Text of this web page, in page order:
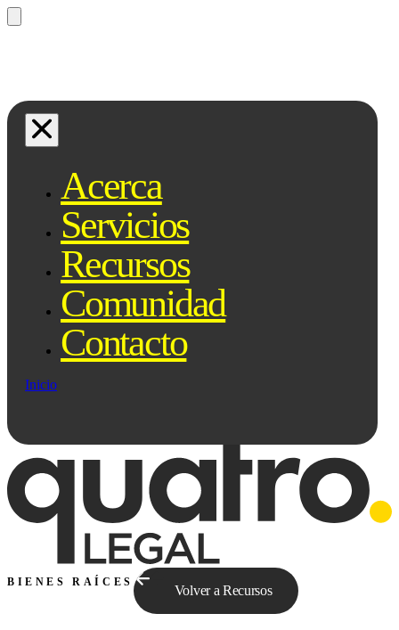
Acerca
Servicios
Recursos
Comunidad
Contacto
Inicio
BIENES RAÍCES
Volver a Recursos